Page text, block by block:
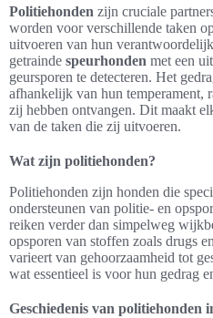
Politiehonden zijn cruciale
worden voor verschillende taken
uitvoeren van hun
getrainde speurhonden met een
geursporen te detecteren. Het
afhankelijk van hun temperament,
zij hebben ontvangen. Dit maakt
van de taken die zij uitvoeren.
Wat zijn politiehonden?
Politiehonden zijn honden die
ondersteunen van politie- en
reiken verder dan simpelweg
opsporen van stoffen zoals drugs
varieert van gehoorzaamheid tot
wat essentieel is voor hun gedrag
Geschiedenis van politiehonden